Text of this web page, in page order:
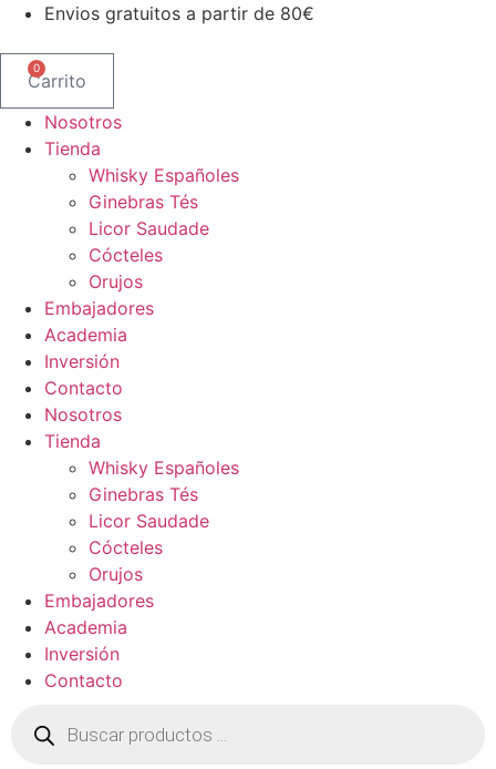
contenido
Envios gratuitos a partir de 80€
0
Carrito
Nosotros
Tienda
Whisky Españoles
Ginebras Tés
Licor Saudade
Cócteles
Orujos
Embajadores
Academia
Inversión
Contacto
Nosotros
Tienda
Whisky Españoles
Ginebras Tés
Licor Saudade
Cócteles
Orujos
Embajadores
Academia
Inversión
Contacto
productos